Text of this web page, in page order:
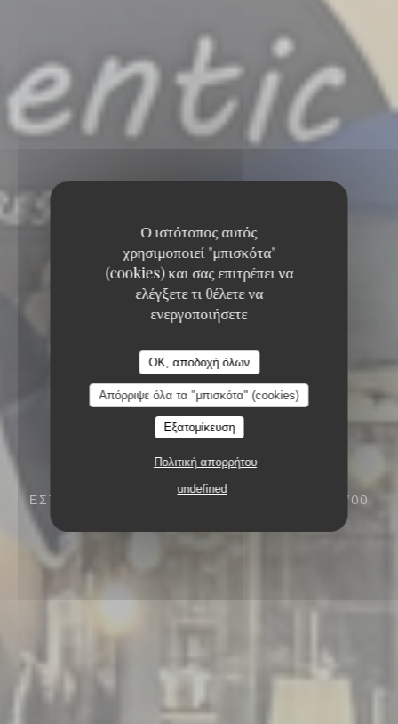
Ο ιστότοπος αυτός
χρησιμοποιεί "μπισκότα"
(cookies) και σας επιτρέπει να
ελέγξετε τι θέλετε να
ενεργοποιήσετε
OK, αποδοχή όλων
Απόρριψε όλα τα "μπισκότα" (cookies)
Εξατομίκευση
Πολιτική απορρήτου
undefined
ΕΣΤΙΑΤΟΡΙΟ ΜΠΑΡ
5 PLACE TOSCANE 77700